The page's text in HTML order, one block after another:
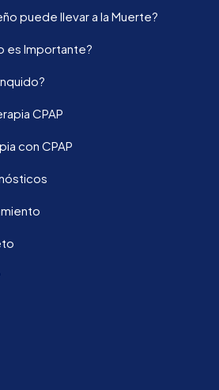
puede llevar a la Muerte?
es Importante?
CPAP
con CPAP